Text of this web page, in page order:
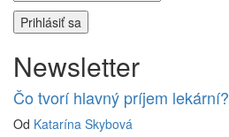
Newsletter
Čo tvorí hlavný príjem lekární?
Od Katarína Skybová